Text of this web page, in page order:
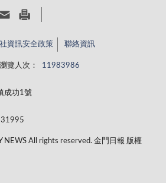
資訊安全政策 聯絡資訊
覽人次：
11983986
成功1號
All rights reserved. 金門日報 版權